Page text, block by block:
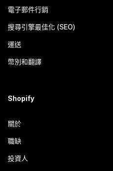
電子郵件行銷
搜尋引擎最佳化 (SEO)
運送
幣別和翻譯
Shopify
關於
職缺
投資人